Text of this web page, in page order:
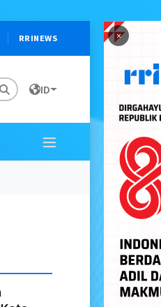
×
RRINEWS
ID